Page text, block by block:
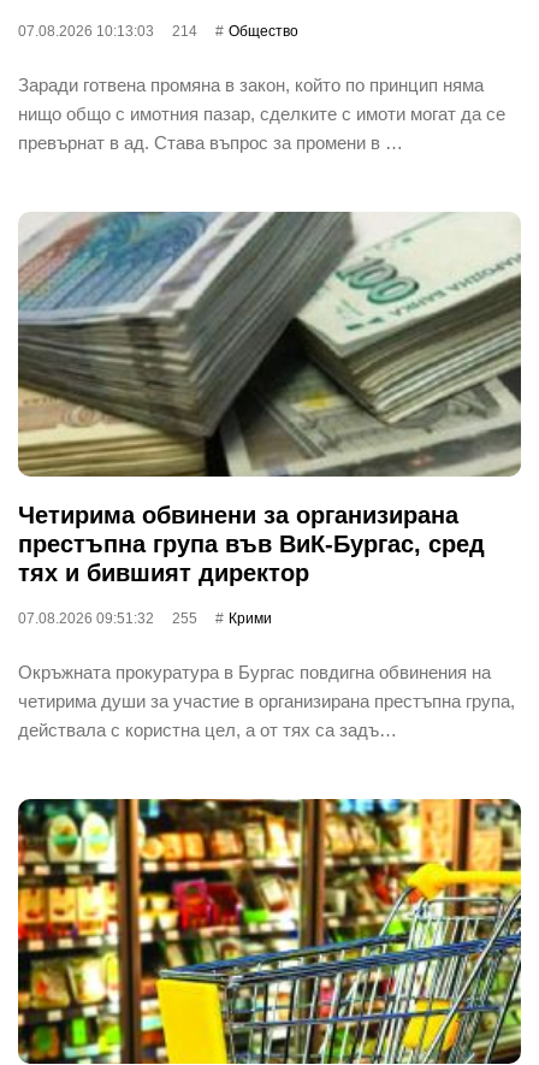
07.08.2026 10:13:03 214 Общество
Заради готвена промяна в закон, който по принцип няма
нищо общо с имотния пазар, сделките с имоти могат да се
превърнат в ад. Става въпрос за промени в …
Четирима обвинени за организирана
престъпна група във ВиК-Бургас, сред
тях и бившият директор
07.08.2026 09:51:32 255 Крими
Окръжната прокуратура в Бургас повдигна обвинения на
четирима души за участие в организирана престъпна група,
действала с користна цел, а от тях са задъ…